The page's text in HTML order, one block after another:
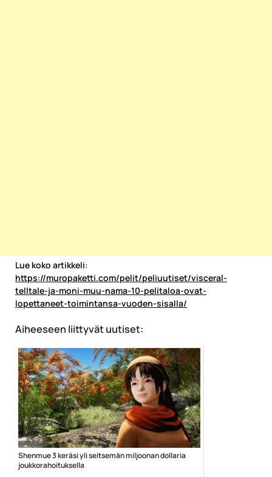
Lue koko artikkeli:
https://muropaketti.com/pelit/peliuutiset/visceral-
telltale-ja-moni-muu-nama-10-pelitaloa-ovat-
lopettaneet-toimintansa-vuoden-sisalla/
Aiheeseen liittyvät uutiset:
Shenmue 3 keräsi yli seitsemän miljoonan dollaria
joukkorahoituksella